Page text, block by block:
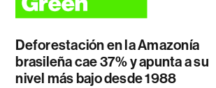
Deforestación en la Amazonía
brasileña cae 37% y apunta a su
nivel más bajo desde 1988